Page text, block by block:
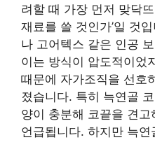
려할 때 가장 먼저 맞닥
재료를 쓸 것인가’일 것
나 고어텍스 같은 인공
이는 방식이 압도적이었
때문에 자가조직을 선호
졌습니다. 특히 늑연골
양이 충분해 코끝을 견
언급됩니다. 하지만 늑